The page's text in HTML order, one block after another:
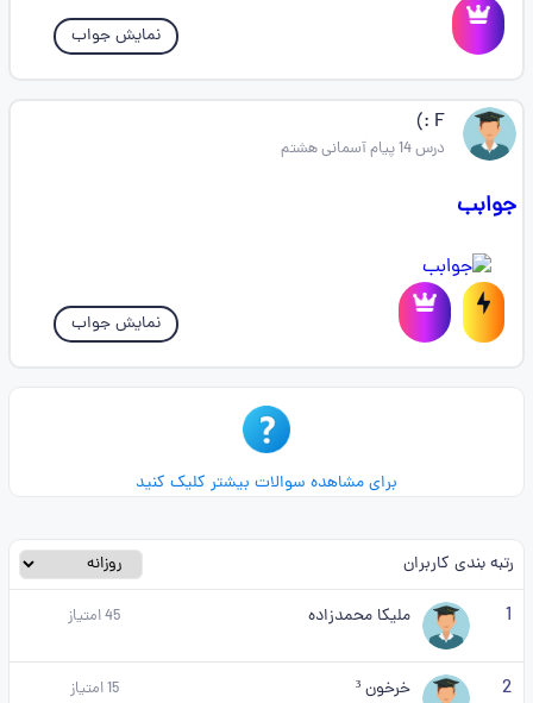
نمایش جواب
F :) ‌‌
درس 14 پیام آسمانی هشتم
جوابب‌‌‌‌‌‌‌
نمایش جواب
برای مشاهده سوالات بیشتر کلیک کنید
رتبه بندی کاربران
1 ملیکا محمدزاده 45امتیاز
2 خرخون ³ 15امتیاز